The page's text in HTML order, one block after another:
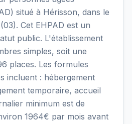
situé à Hérisson, dans le
Cet EHPAD est un
public. L'établissement
simples, soit une
places. Les formules
incluent : hébergement
temporaire, accueil
minimum est de
1964€ par mois avant